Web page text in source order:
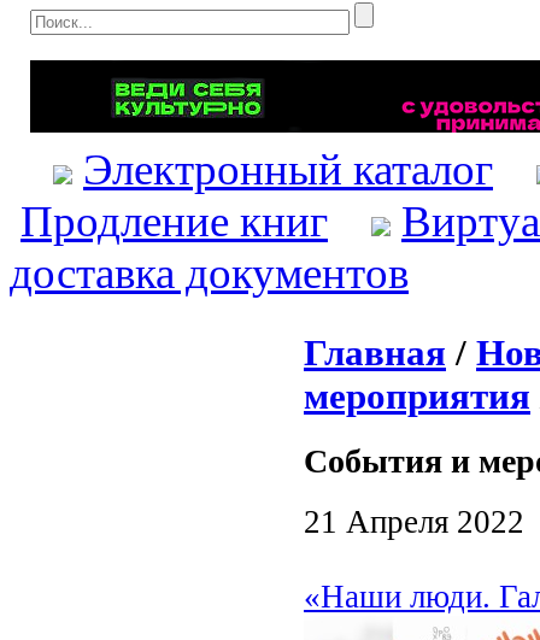
Электронный каталог
Продление книг
доставка документов
Главная /
мероприятия
События и
21 Апреля 2022
«Наши люди.